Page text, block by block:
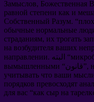
Замыслов, Божественная
равной степени как и
Собственный Разум. “
обычные нормальные
страданиям, их трогать
на возбудителя ваших
направлении
. البته “
вымышленными
“قانون”,
учитывать что ваши
порядков превосходят
для вас “как сыр на